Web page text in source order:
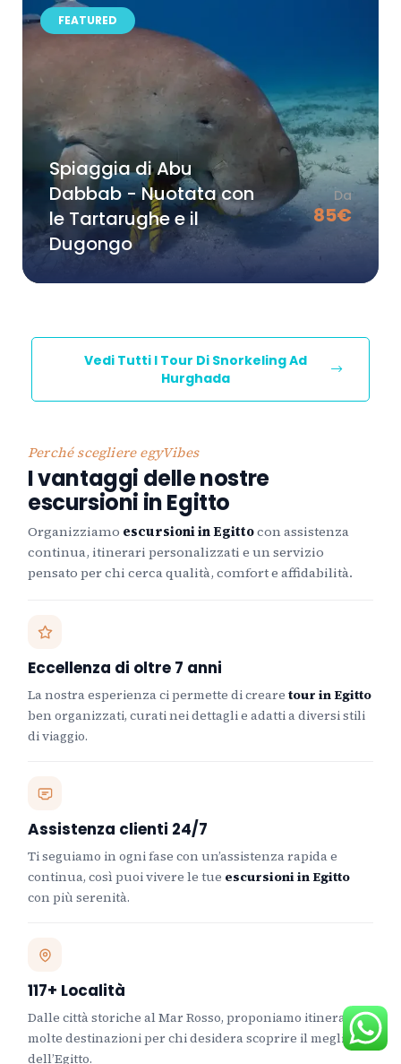
FEATURED
Spiaggia di Abu
Dabbab - Nuotata con
le Tartarughe e il
Dugongo
Da
85€
Vedi Tutti I Tour Di Snorkeling Ad
Hurghada
Perché scegliere egyVibes
I vantaggi delle nostre
escursioni in Egitto
Organizziamo escursioni in Egittocon assistenza
continua, itinerari personalizzati e un servizio
pensato per chi cerca qualità, comfort e affidabilità.
Eccellenza di oltre 7 anni
La nostra esperienza ci permette di creare tour in Egitto
ben organizzati, curati nei dettagli e adatti a diversi stili
di viaggio.
Assistenza clienti 24/7
Ti seguiamo in ogni fase con un’assistenza rapida e
continua, così puoi vivere le tue escursioni in Egitto
con più serenità.
117+ Località
Dalle città storiche al Mar Rosso, proponiamo itinerari in
molte destinazioni per chi desidera scoprire il meglio
dell’Egitto.